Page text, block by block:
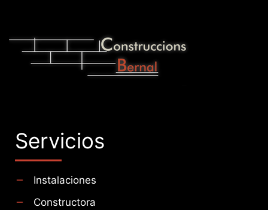
Servicios
Instalaciones
Constructora